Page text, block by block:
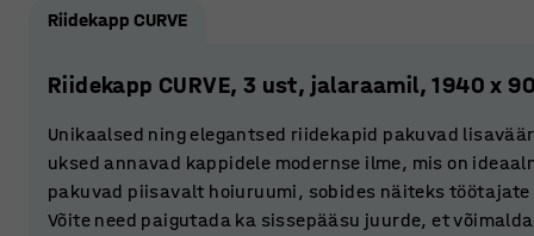
Riidekapp CURVE
Riidekapp CURVE, 3 ust, jalaraamil, 1940 x
Unikaalsed ning elegantsed riidekapid pakuvad
uksed annavad kappidele modernse ilme, mis on
pakuvad piisavalt hoiuruumi, sobides näiteks
Võite need paigutada ka sissepääsu juurde, et